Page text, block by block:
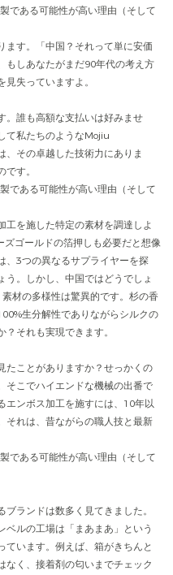
ます。「中国？それって単に安価
もしあなたがまだ90年代の考え方
失っていますよ。
。誰も高額な支払いは好みませ
て私たちのようなMojiu
その卓越した技術力にありま
す。
工を施した特定の素材を調達しよ
ズゴールドの箔押しも必要だと想像
、3つの異なるサプライヤーを探
う。しかし、中国ではどうでしょ
材の多様性は驚異的です。杉の香
生分解性でありながらシルクの
それも実現できます。
たことがありますか？せっかくの
そこでハイエンドな機械の出番で
エンボス加工を施すには、10年以
それは、昔ながらの職人技と最新
ランドは数多く見てきました。
ベルの工場は「まあまあ」という
ています。例えば、箱がきちんと
なく、接着剤の匂いまでチェック